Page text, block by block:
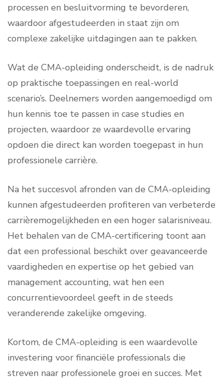
processen en besluitvorming te bevorderen,
waardoor afgestudeerden in staat zijn om
complexe zakelijke uitdagingen aan te pakken.
Wat de CMA-opleiding onderscheidt, is de nadruk
op praktische toepassingen en real-world
scenario’s. Deelnemers worden aangemoedigd om
hun kennis toe te passen in case studies en
projecten, waardoor ze waardevolle ervaring
opdoen die direct kan worden toegepast in hun
professionele carrière.
Na het succesvol afronden van de CMA-opleiding
kunnen afgestudeerden profiteren van verbeterde
carrièremogelijkheden en een hoger salarisniveau.
Het behalen van de CMA-certificering toont aan
dat een professional beschikt over geavanceerde
vaardigheden en expertise op het gebied van
management accounting, wat hen een
concurrentievoordeel geeft in de steeds
veranderende zakelijke omgeving.
Kortom, de CMA-opleiding is een waardevolle
investering voor financiële professionals die
streven naar professionele groei en succes. Met